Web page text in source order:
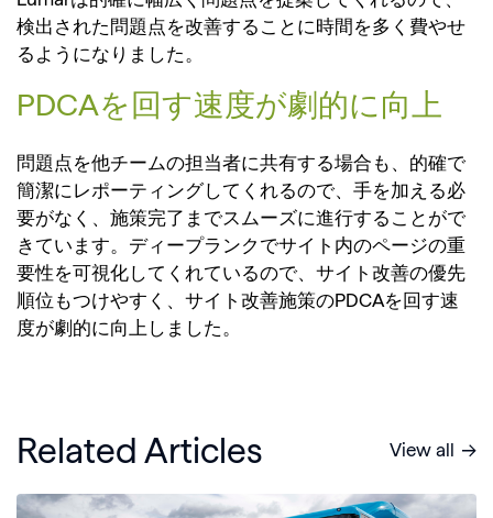
検出された問題点を改善することに時間を多く費やせ
るようになりました。
PDCAを回す速度が劇的に向上
問題点を他チームの担当者に共有する場合も、的確で
簡潔にレポーティングしてくれるので、手を加える必
要がなく、施策完了までスムーズに進行することがで
きています。ディープランクでサイト内のページの重
要性を可視化してくれているので、サイト改善の優先
順位もつけやすく、サイト改善施策のPDCAを回す速
度が劇的に向上しました。
Related Articles View all